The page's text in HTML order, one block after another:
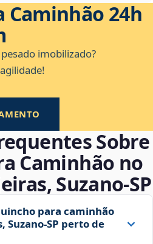
Caminhão 24h
imobilizado?
Sobre
Caminhão no
Suzano‑SP
para caminhão
Suzano‑SP perto de